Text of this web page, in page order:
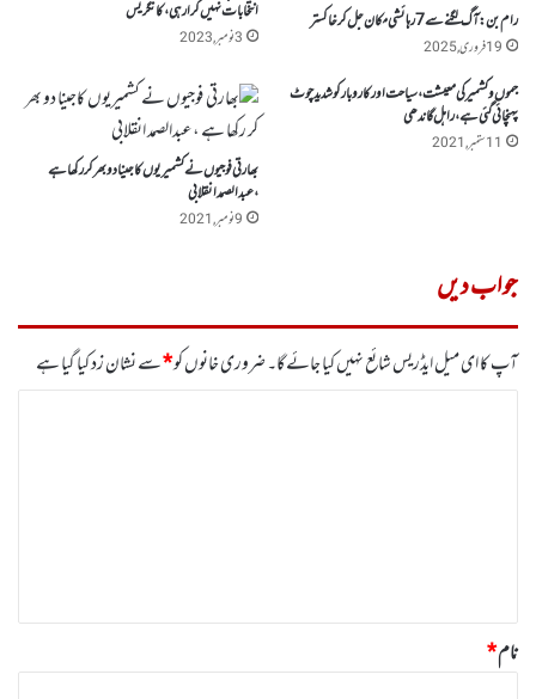
رام بن : آگ لگنے سے 7رہائشی مکان جل کر خاکستر
19 فروری, 2025
انتخابات نہیں کرا رہی، کانگریس
3 نومبر, 2023
جموں وکشمیر کی معیشت ، سیاحت اور کاروبارکو شدید چوٹ
پہنچائی گئی ہے، راہل گاندھی
11 ستمبر, 2021
بھارتی فوجیوں نے کشمیریوں کاجینا دو بھر کر رکھا ہے
،عبدالصمد انقلابی
9 نومبر, 2021
جواب دیں
آپ کا ای میل ایڈریس شائع نہیں کیا جائے گا۔ضروری خانوں کو*سے نشان زد کیا گیا ہے
نام*